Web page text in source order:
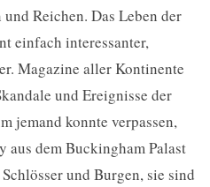
Reichen. Das Leben der
einfach interessanter,
Magazine aller Kontinente
und Ereignisse der
jemand konnte verpassen,
aus dem Buckingham Palast
und Burgen, sie sind